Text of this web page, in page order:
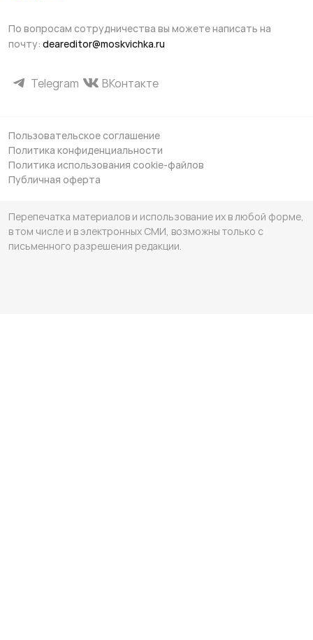
По вопросам сотрудничества вы можете написать на
почту: deareditor@moskvichka.ru
Telegram ВКонтакте
Пользовательское соглашение
Политика конфиденциальности
Политика использования cookie-файлов
Публичная оферта
Перепечатка материалов и использование их в любой форме,
в том числе и в электронных СМИ, возможны только с
письменного разрешения редакции.